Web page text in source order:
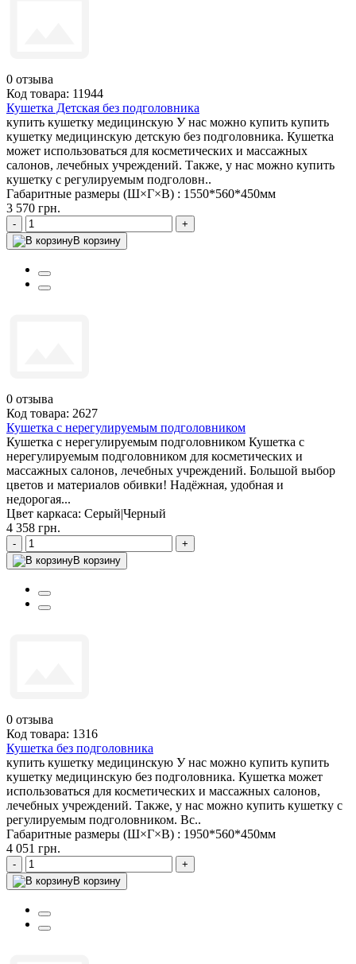
0 отзыва
Код товара: 11944
Кушетка Детская без подголовника
купить кушетку медицинскую У нас можно купить купить
кушетку медицинскую детскую без подголовника. Кушетка
может использоваться для косметических и массажных
салонов, лечебных учреждений. Также, у нас можно купить
кушетку с регулируемым подголовн..
Габаритные размеры (Ш×Г×В) : 1550*560*450мм
3 570 грн.
-
+
В корзину
0 отзыва
Код товара: 2627
Кушетка с нерегулируемым подголовником
Кушетка с нерегулируемым подголовником Кушетка с
нерегулируемым подголовником для косметических и
массажных салонов, лечебных учреждений. Большой выбор
цветов и материалов обивки! Надёжная, удобная и
недорогая...
Цвет каркаса: Серый|Черный
4 358 грн.
-
+
В корзину
0 отзыва
Код товара: 1316
Кушетка без подголовника
купить кушетку медицинскую У нас можно купить купить
кушетку медицинскую без подголовника. Кушетка может
использоваться для косметических и массажных салонов,
лечебных учреждений. Также, у нас можно купить кушетку с
регулируемым подголовником. Вс..
Габаритные размеры (Ш×Г×В) : 1950*560*450мм
4 051 грн.
-
+
В корзину